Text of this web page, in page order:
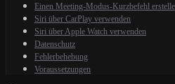
Einen Meeting-Modus-Kurzbefehl
Siri über CarPlay verwenden
Siri über Apple Watch verwenden
Datenschutz
Fehlerbehebung
Voraussetzungen